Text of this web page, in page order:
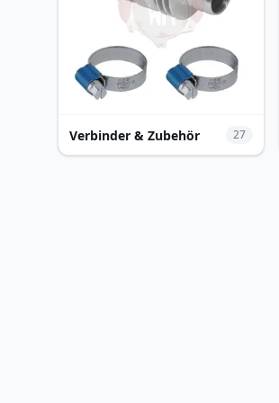
Verbinder & Zubehör 27